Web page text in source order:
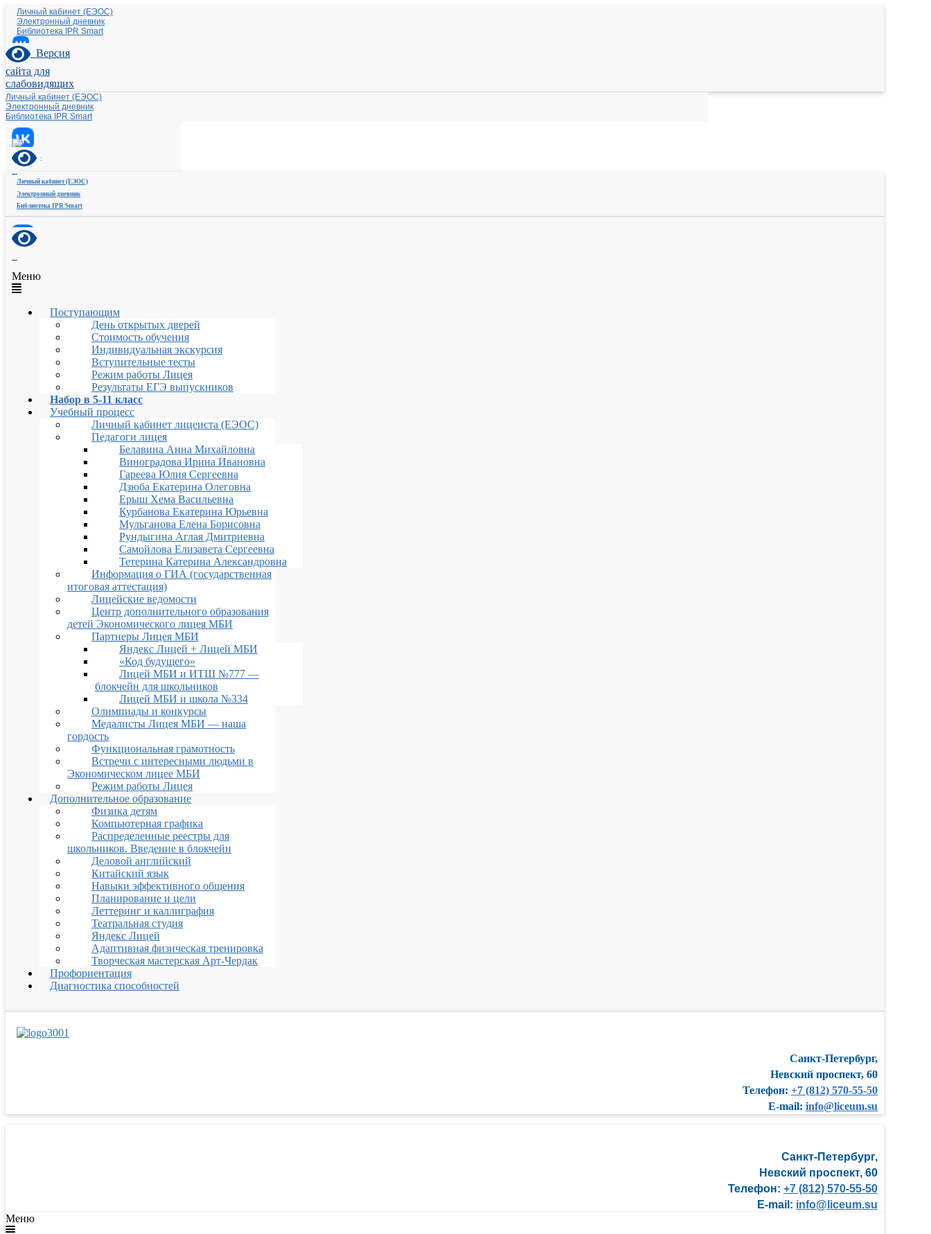
Личный кабинет (ЕЭОС)
Электронный дневник
Библиотека IPR Smart
Версия
сайта для
слабовидящих
Личный кабинет (ЕЭОС)
Электронный дневник
Библиотека IPR Smart
Личный кабинет (ЕЭОС)
Электронный дневник
Библиотека IPR Smart
Меню
Поступающим
День открытых дверей
Стоимость обучения
Индивидуальная экскурсия
Вступительные тесты
Режим работы Лицея
Результаты ЕГЭ выпускников
Набор в 5-11 класс
Учебный процесс
Личный кабинет лицеиста (ЕЭОС)
Педагоги лицея
Белавина Анна Михайловна
Виноградова Ирина Ивановна
Гареева Юлия Сергеевна
Дзюба Екатерина Олеговна
Ерыш Хема Васильевна
Курбанова Екатерина Юрьевна
Мульганова Елена Борисовна
Рундыгина Аглая Дмитриевна
Самойлова Елизавета Сергеевна
Тетерина Катерина Александровна
Информация о ГИА (государственная
итоговая аттестация)
Лицейские ведомости
Центр дополнительного образования
детей Экономического лицея МБИ
Партнеры Лицея МБИ
Яндекс Лицей + Лицей МБИ
«Код будущего»
Лицей МБИ и ИТШ №777 —
блокчейн для школьников
Лицей МБИ и школа №334
Олимпиады и конкурсы
Медалисты Лицея МБИ — наша
гордость
Функциональная грамотность
Встречи с интересными людьми в
Экономическом лицее МБИ
Режим работы Лицея
Дополнительное образование
Физика детям
Компьютерная графика
Распределенные реестры для
школьников. Введение в блокчейн
Деловой английский
Китайский язык
Навыки эффективного общения
Планирование и цели
Леттеринг и каллиграфия
Театральная студия
Яндекс Лицей
Адаптивная физическая тренировка
Творческая мастерская Арт-Чердак
Профориентация
Диагностика способностей
Санкт-Петербург,
Невский проспект, 60
Телефон: +7 (812) 570-55-50
E-mail: info@liceum.su
Санкт-Петербург,
Невский проспект, 60
Телефон: +7 (812) 570-55-50
E-mail: info@liceum.su
Меню